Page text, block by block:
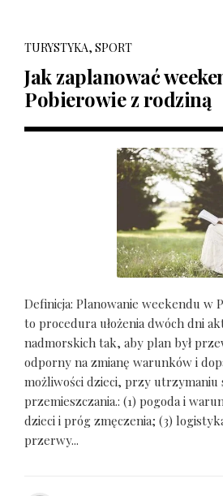
TURYSTYKA, SPORT
Jak zaplanować
Pobierowie z rodziną
Definicja: Planowanie weekendu w
to procedura ułożenia dwóch dni
nadmorskich tak, aby plan był
odporny na zmianę warunków i
możliwości dzieci, przy utrzymaniu
przemieszczania.: (1) pogoda i
dzieci i próg zmęczenia; (3)
przerwy...